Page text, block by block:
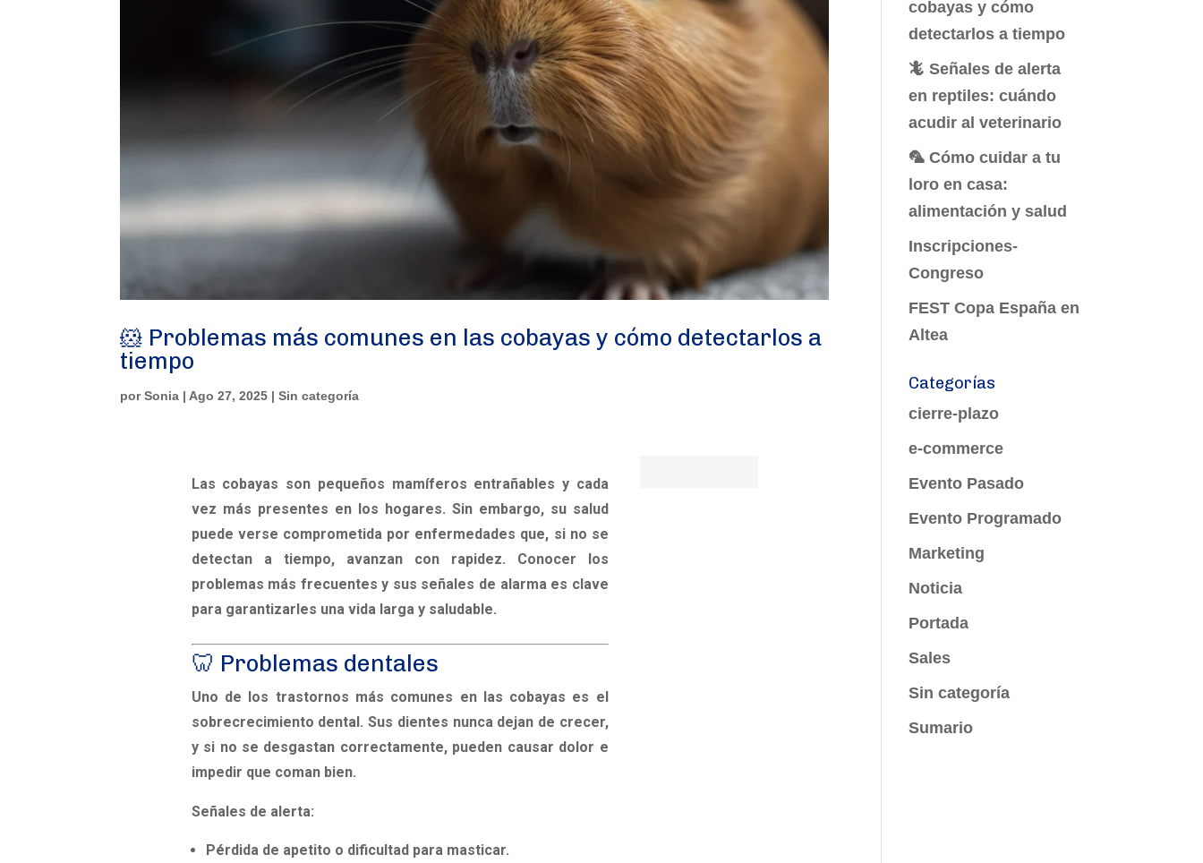
🐹 Problemas más comunes en las cobayas y cómo detectarlos a
tiempo
porSonia | Ago 27, 2025 |Sin categoría
Las cobayas son pequeños mamíferos entrañables y cada
vez más presentes en los hogares. Sin embargo, su salud
puede verse comprometida por enfermedades que, si no se
detectan a tiempo, avanzan con rapidez. Conocer los
problemas más frecuentes y sus señales de alarma es clave
para garantizarles una vida larga y saludable.
🦷 Problemas dentales
Uno de los trastornos más comunes en las cobayas es el
sobrecrecimiento dental. Sus dientes nunca dejan de crecer,
y si no se desgastan correctamente, pueden causar dolor e
impedir que coman bien.
Señales de alerta:
Pérdida de apetito o dificultad para masticar.
cobayas y cómo
detectarlos a tiempo
🦎 Señales de alerta
en reptiles: cuándo
acudir al veterinario
🦜 Cómo cuidar a tu
loro en casa:
alimentación y salud
Inscripciones-
Congreso
FEST Copa España en
Altea
Categorías
cierre-plazo
e-commerce
Evento Pasado
Evento Programado
Marketing
Noticia
Portada
Sales
Sin categoría
Sumario